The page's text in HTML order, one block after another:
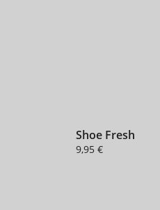
Shoe Fresh
9,95 €